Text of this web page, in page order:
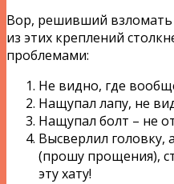
Вор, решивший
из этих креплений
проблемами:
Не видно, где
Нащупал лапу, не
Нащупал болт – не
Высверлил головку,
(прошу прощения),
эту хату!